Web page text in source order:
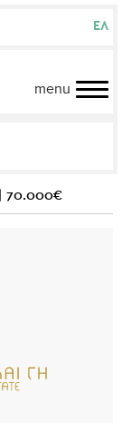
ΕΛ
menu
70.000€